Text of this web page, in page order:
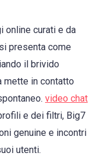
online curati e da
si presenta come
il brivido
mette in contatto
video chat
e dei filtri, Big7
genuine e incontri
utenti.